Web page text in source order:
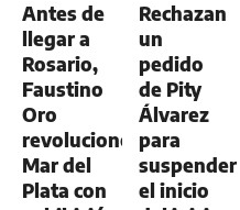
Antes de
llegar a
Rosario,
Faustino
Oro
revolucionó
Mar del
Plata con
Rechazan
un
pedido
de Pity
Álvarez
para
suspender
el inicio